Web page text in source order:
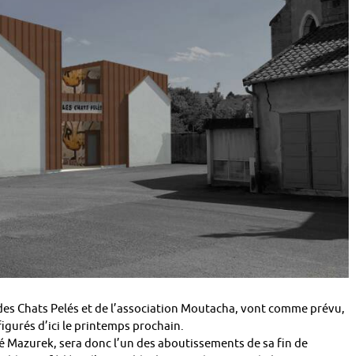
Chats Pelés et de l’association Moutacha, vont comme prévu,
d’ici le printemps prochain.
sera donc l’un des aboutissements de sa fin de